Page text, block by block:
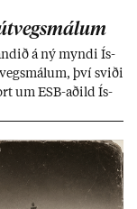
á ný myndi Ís­
því sviði
um ESB-að­ild Ís­